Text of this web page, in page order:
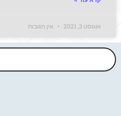
אוגוסט 3, 2021 אין תגובות